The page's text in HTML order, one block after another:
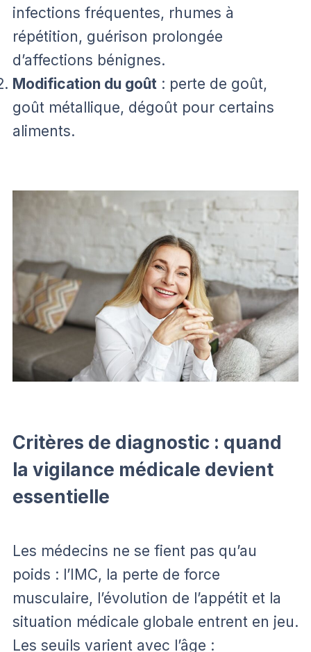
infections fréquentes, rhumes à
répétition, guérison prolongée
d’affections bénignes.
Modification du goût : perte de goût,
goût métallique, dégoût pour certains
aliments.
Critères de diagnostic : quand
la vigilance médicale devient
essentielle
Les médecins ne se fient pas qu’au
poids : l’IMC, la perte de force
musculaire, l’évolution de l’appétit et la
situation médicale globale entrent en jeu.
Les seuils varient avec l’âge :